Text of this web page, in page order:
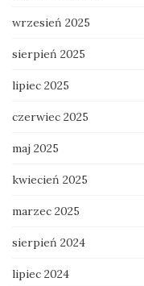
wrzesień 2025
sierpień 2025
lipiec 2025
czerwiec 2025
maj 2025
kwiecień 2025
marzec 2025
sierpień 2024
lipiec 2024